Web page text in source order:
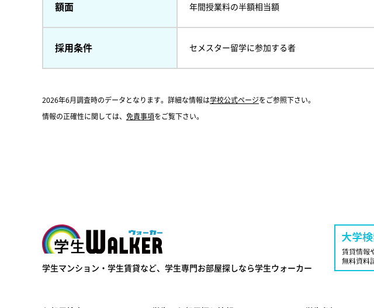
額面 年間授業料の半額相当額
採用条件 セメスター留学に参加する者
2026年6月調査時のデータとなります。詳細な情報は学校公式ページをご参照下さい。
情報の正確性に関しては、 免責事項をご覧下さい。
学生ウォーカー
学生マンション・学生賃貸など、 学生専門お部屋探しなら学生ウォーカー